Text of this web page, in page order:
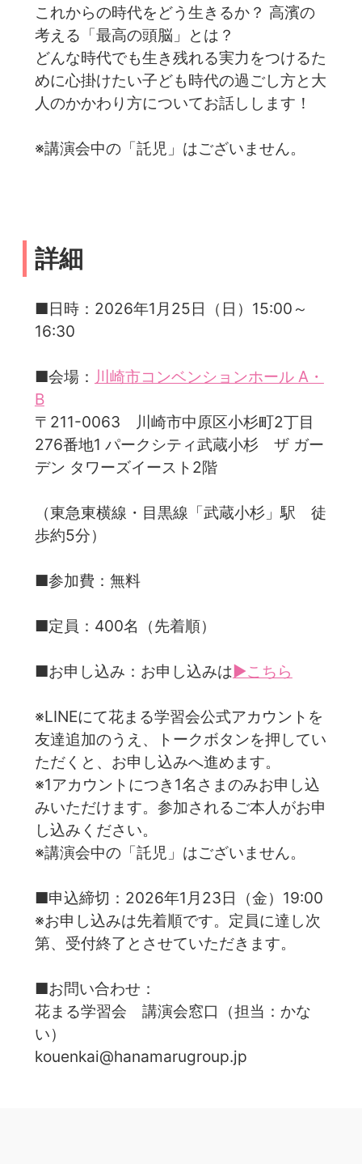
これからの時代をどう生きるか？ 高濱の
考える「最高の頭脳」とは？
どんな時代でも生き残れる実力をつけるた
めに心掛けたい子ども時代の過ごし方と大
人のかかわり方についてお話しします！
※講演会中の「託児」はございません。
詳細
■日時：2026年1月25日（日）15:00～
16:30
■会場： 川崎市コンベンションホール A・
B
〒211-0063 川崎市中原区小杉町2丁目
276番地1 パークシティ武蔵小杉 ザ ガー
デン タワーズイースト2階
（東急東横線・目黒線「武蔵小杉」駅 徒
歩約5分）
■参加費：無料
■定員：400名（先着順）
■お申し込み：お申し込みは▶こちら
※LINEにて花まる学習会公式アカウントを
友達追加のうえ、トークボタンを押してい
ただくと、お申し込みへ進めます。
※1アカウントにつき1名さまのみお申し込
みいただけます。参加されるご本人がお申
し込みください。
※講演会中の「託児」はございません。
■申込締切：2026年1月23日（金）19:00
※お申し込みは先着順です。定員に達し次
第、受付終了とさせていただきます。
■お問い合わせ：
花まる学習会 講演会窓口（担当：かな
い）
kouenkai@hanamarugroup.jp